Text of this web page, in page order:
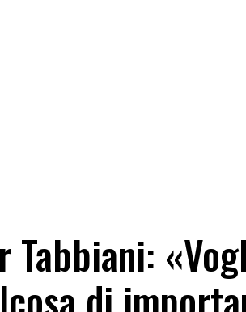
Tabbiani: